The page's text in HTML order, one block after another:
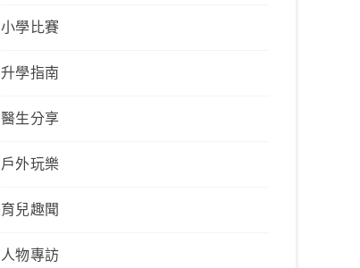
小學比賽
升學指南
醫生分享
戶外玩樂
育兒趣聞
人物專訪